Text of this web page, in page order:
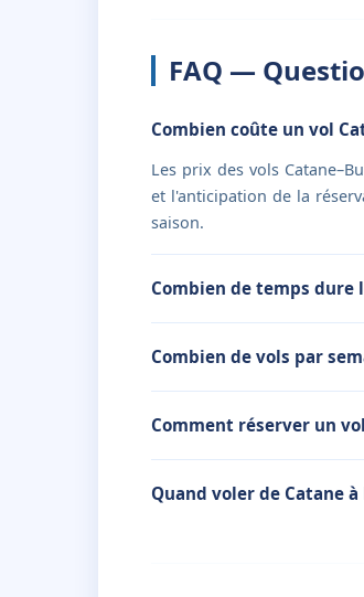
FAQ —
Combien coûte un vol
Les prix des vols
et l'anticipation de la
saison.
Combien de temps dure
Combien de vols par
Comment réserver un
Quand voler de Catane à